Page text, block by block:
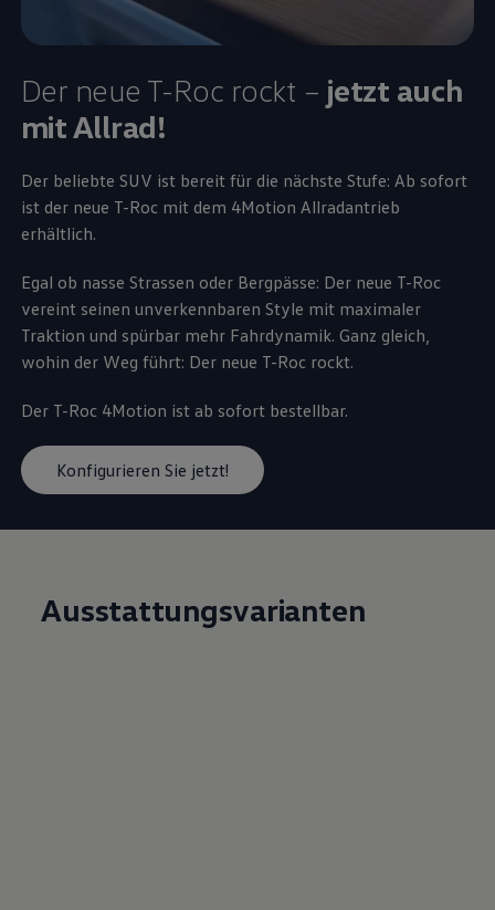
Der neue T-Roc rockt – jetzt auch
mit Allrad!
Der beliebte SUV ist bereit für die nächste Stufe: Ab sofort
ist der neue T-Roc mit dem 4Motion Allradantrieb
erhältlich.
Egal ob nasse Strassen oder Bergpässe: Der neue T-Roc
vereint seinen unverkennbaren Style mit maximaler
Traktion und spürbar mehr Fahrdynamik. Ganz gleich,
wohin der Weg führt: Der neue T-Roc rockt.
Der T-Roc 4Motion ist ab sofort bestellbar.
Konfigurieren Sie jetzt!
Ausstattungsvarianten